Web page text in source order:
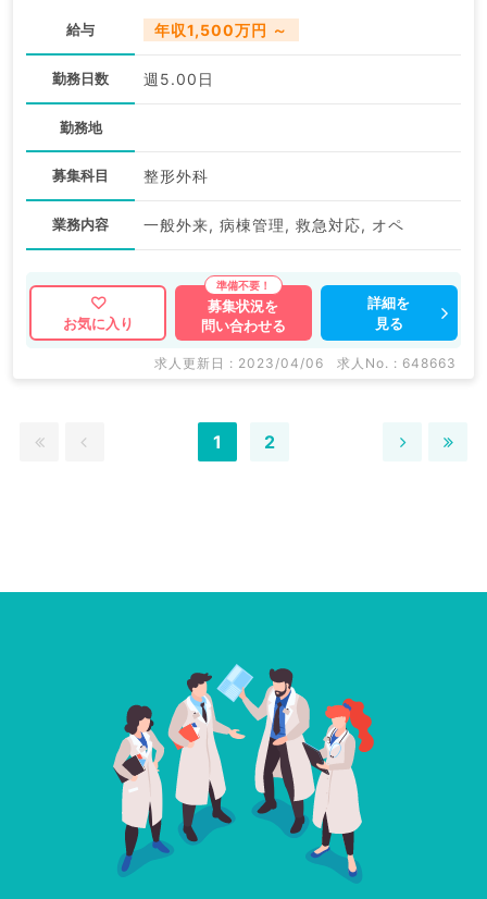
給与 年収1,500万円 ～
勤務日数 週5.00日
勤務地
募集科目 整形外科
業務内容 一般外来, 病棟管理, 救急対応, オペ
お気に入り
募集状況を
問い合わせる
詳細を
見る
求人更新日 : 2023/04/06 求人No. : 648663
1 2